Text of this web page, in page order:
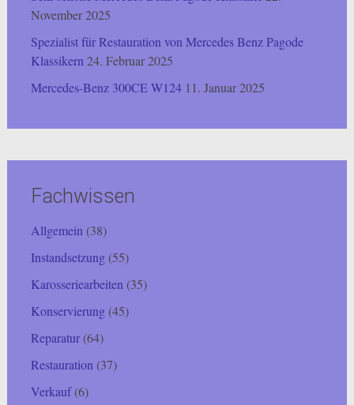
November 2025
Spezialist für Restauration von Mercedes Benz Pagode
Klassikern 24. Februar 2025
Mercedes-Benz 300CE W124 11. Januar 2025
Fachwissen
Allgemein (38)
Instandsetzung(55)
Karosseriearbeiten (35)
Konservierung(45)
Reparatur(64)
Restauration (37)
Verkauf(6)